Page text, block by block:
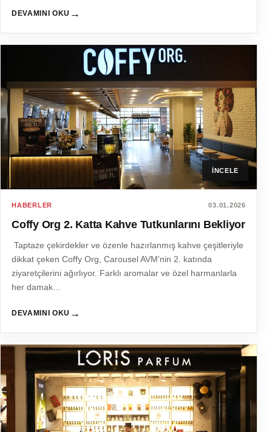
DEVAMINI OKU →
İNCELE
HABERLER 03.01.2026
Coffy Org 2. Katta Kahve Tutkunlarını Bekliyor
Taptaze çekirdekler ve özenle hazırlanmış kahve çeşitleriyle
dikkat çeken Coffy Org, Carousel AVM’nin 2. katında
ziyaretçilerini ağırlıyor. Farklı aromalar ve özel harmanlarla
her damak…
DEVAMINI OKU →